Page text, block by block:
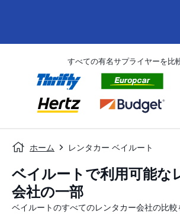
すべての有名サプライヤーを比
ホーム レンタカー ベイルート
ベイルートで利用可能な
会社の一部
ベイルートのすべてのレンタカー会社の比較